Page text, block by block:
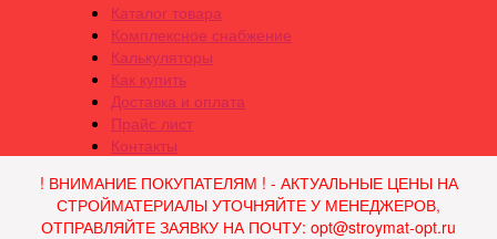
Каталог товара
Комплексное снабжение
Калькуляторы
Как купить
Доставка и оплата
Прайс лист
Контакты
! ВНИМАНИЕ ПОКУПАТЕЛЯМ ! - АКТУАЛЬНЫЕ ЦЕНЫ НА
СТРОЙМАТЕРИАЛЫ УТОЧНЯЙТЕ У МЕНЕДЖЕРОВ,
ОТПРАВЛЯЙТЕ ЗАЯВКУ НА ПОЧТУ: opt@stroymat-opt.ru